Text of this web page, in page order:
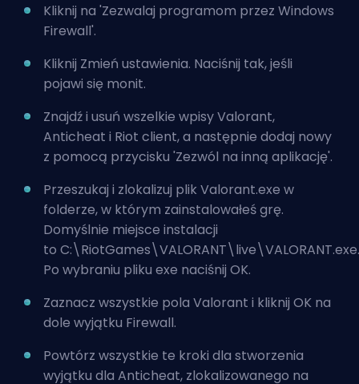
Kliknij na 'Zezwalaj programom przez Windows
Firewall'.
Kliknij Zmień ustawienia. Naciśnij tak, jeśli
pojawi się monit.
Znajdź i usuń wszelkie wpisy Valorant,
Anticheat i Riot client, a następnie dodaj nowy
z pomocą przycisku 'Zezwól na inną aplikację'.
Przeszukaj i zlokalizuj plik Valorant.exe w
folderze, w którym zainstalowałeś grę.
Domyślnie miejsce instalacji
to C:\RiotGames\VALORANT\live\VALORANT.exe.
Po wybraniu pliku exe naciśnij OK.
Zaznacz wszystkie pola Valorant i kliknij OK na
dole wyjątku Firewall.
Powtórz wszystkie te kroki dla stworzenia
wyjątku dla Anticheat, zlokalizowanego na